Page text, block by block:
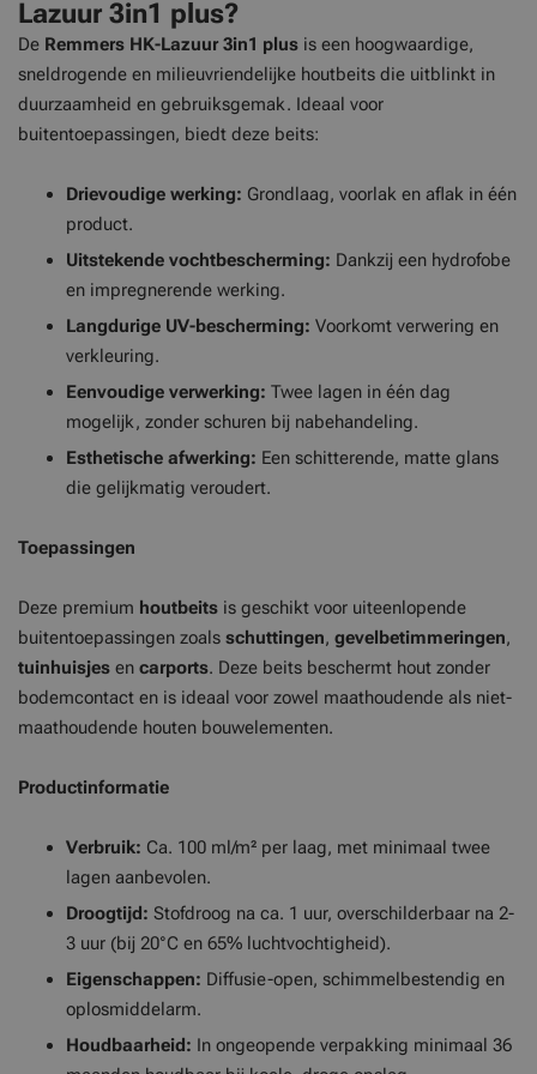
Lazuur 3in1 plus?
De Remmers HK-Lazuur 3in1 plus is een hoogwaardige,
sneldrogende en milieuvriendelijke houtbeits die uitblinkt in
duurzaamheid en gebruiksgemak. Ideaal voor
buitentoepassingen, biedt deze beits:
Drievoudige werking: Grondlaag, voorlak en aflak in één
product.
Uitstekende vochtbescherming: Dankzij een hydrofobe
en impregnerende werking.
Langdurige UV-bescherming: Voorkomt verwering en
verkleuring.
Eenvoudige verwerking: Twee lagen in één dag
mogelijk, zonder schuren bij nabehandeling.
Esthetische afwerking: Een schitterende, matte glans
die gelijkmatig veroudert.
Toepassingen
Deze premium houtbeits is geschikt voor uiteenlopende
buitentoepassingen zoals schuttingen, gevelbetimmeringen,
tuinhuisjes en carports. Deze beits beschermt hout zonder
bodemcontact en is ideaal voor zowel maathoudende als niet-
maathoudende houten bouwelementen.
Productinformatie
Verbruik: Ca. 100 ml/m² per laag, met minimaal twee
lagen aanbevolen.
Droogtijd: Stofdroog na ca. 1 uur, overschilderbaar na 2-
3 uur (bij 20°C en 65% luchtvochtigheid).
Eigenschappen: Diffusie-open, schimmelbestendig en
oplosmiddelarm.
Houdbaarheid: In ongeopende verpakking minimaal 36